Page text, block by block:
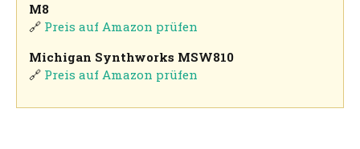
M8
🔗 Preis auf Amazon prüfen
Michigan Synthworks MSW810
🔗 Preis auf Amazon prüfen